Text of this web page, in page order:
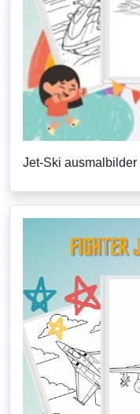
Jet-Ski ausmalbilder